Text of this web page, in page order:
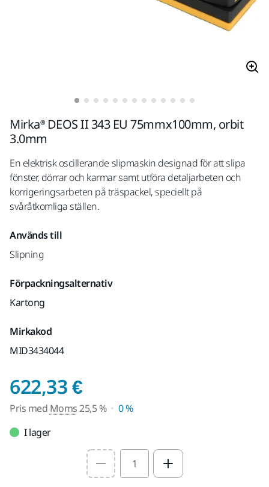
Mirka® DEOS II 343 EU 75mmx100mm, orbit
3.0mm
En elektrisk oscillerande slipmaskin designad för att slipa
fönster, dörrar och karmar samt utföra detaljarbeten och
korrigeringsarbeten på träspackel, speciellt på
svåråtkomliga ställen.
Används till
Slipning
Förpackningsalternativ
Kartong
Mirkakod
MID3434044
622,33 €Pris med Moms 25,5
Pris med Moms25,5 %
0 %
I lager
Select quantity value